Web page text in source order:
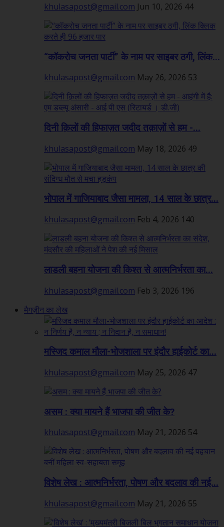
khulasapost@gmail.com Jun 10, 2026 44
“कॉकरोच जनता पार्टी” के नाम पर साइबर ठगी, लिंक...
khulasapost@gmail.com May 26, 2026 53
दिनी क़िलों की हिफाज़त जदीद तक़ाज़ों से हम -...
khulasapost@gmail.com May 18, 2026 49
भोपाल में गाजियाबाद जैसा मामला, 14 साल के छात्र...
khulasapost@gmail.com Feb 4, 2026 140
लाडली बहना योजना की किश्त से आत्मनिर्भरता का...
khulasapost@gmail.com Feb 3, 2026 196
मैगज़ीन का लेख
मस्जिद कमाल मौला-भोजशाला पर इंदौर हाईकोर्ट का...
khulasapost@gmail.com May 25, 2026 47
असम : क्या मायने हैं भाजपा की जीत के?
khulasapost@gmail.com May 21, 2026 54
विशेष लेख : आत्मनिर्भरता, पोषण और बदलाव की नई...
khulasapost@gmail.com May 21, 2026 55